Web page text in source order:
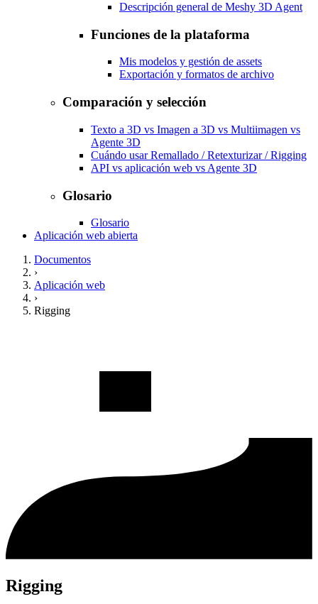
Descripción general de Meshy 3D Agent
Funciones de la plataforma
Mis modelos y gestión de assets
Exportación y formatos de archivo
Comparación y selección
Texto a 3D vs Imagen a 3D vs Multiimagen vs
Agente 3D
Cuándo usar Remallado / Retexturizar / Rigging
API vs aplicación web vs Agente 3D
Glosario
Glosario
Aplicación web abierta
Documentos
›
Aplicación web
›
Rigging
Rigging